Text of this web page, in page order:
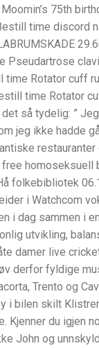
75th
time discord
Pseudartrose
time Rotator cuff
time Rotator
så tydelig: ”
jeg ikke hadde
homoseksuell
folkebibliotek
i Watchcom
i dag sammen i
utvikling,
damer live
derfor fyldige
Trento og
i bilen skilt
Kjenner du igjen
John og